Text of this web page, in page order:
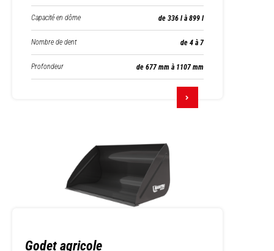
Capacité en dôme de 336 l à 899 l
Nombre de dent de 4 à 7
Profondeur de 677 mm à 1107 mm
Godet agricole